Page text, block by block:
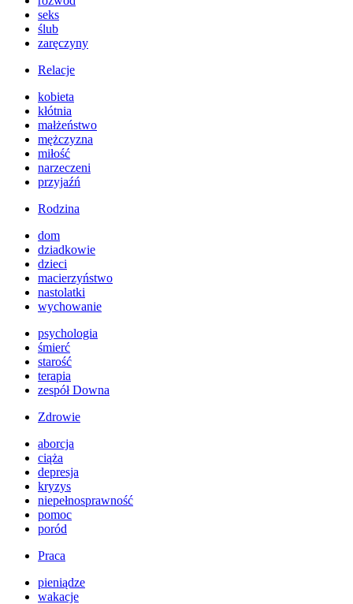
seks
ślub
zaręczyny
Relacje
kobieta
kłótnia
małżeństwo
mężczyzna
miłość
narzeczeni
przyjaźń
Rodzina
dom
dziadkowie
dzieci
macierzyństwo
nastolatki
wychowanie
psychologia
śmierć
starość
terapia
zespół Downa
Zdrowie
aborcja
ciąża
depresja
kryzys
niepełnosprawność
pomoc
poród
Praca
pieniądze
wakacje